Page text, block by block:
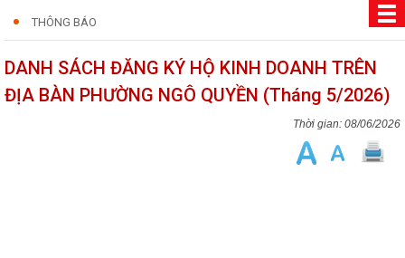
THÔNG BÁO
DANH SÁCH ĐĂNG KÝ HỘ KINH DOANH TRÊN
ĐỊA BÀN PHƯỜNG NGÔ QUYỀN (Tháng 5/2026)
08/06/2026